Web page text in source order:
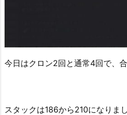
今日はクロン2回と通常4回で、
スタックは186から210になりまし